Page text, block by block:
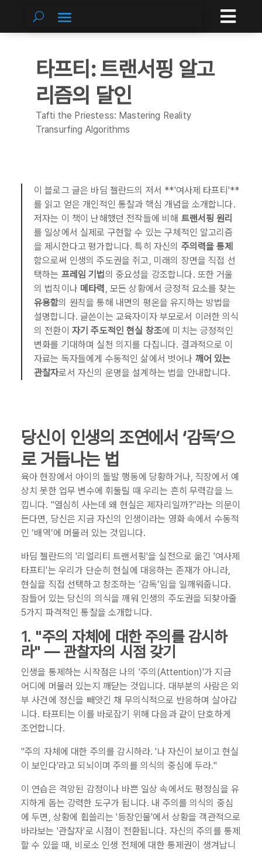

타프티: 트랜서핑 알고
리즘의 달인
Tafti the Priestess: Mastering Reality
Transurfing Algorithms
이 블로그 글은 바딤 젤란드의 저서 **'여사제 타프티'**
를 읽고 얻은 개인적인 통찰과 핵심 개념을 소개합니다.
저자는 이 책이 난해했던 전작들에 비해 트랜서핑 원리
를 일상에서 실제로 구현할 수 있는 구체적인 알고리즘
을 제시한다고 평가합니다. 특히 자신의 주의력을 통제
함으로써 인생의 주도권을 쥐고, 미래의 장면을 직접 선
택하는 프레임 기법 의 중요성을 강조합니다. 또한 거울
의 법칙이나 메타력, 모든 상황에서 긍정적 요소를 찾는
유용함의 원칙을 통해 내면의 평온을 유지하는 방법을
설명합니다. 글쓴이는 교육자이자 부모로서 이러한 의식
의 전환이 자기 주도적인 현실 창조에 미치는 긍정적인
변화를 기대하며 실천 의지를 다집니다. 결과적으로 이
자료는 독자들에게 수동적인 삶에서 벗어나 깨어 있는
관찰자로서 자신의 운명을 설계하는 법을 안내합니다.
당신이 인생의 조연에서 ‘감독’으
로 거듭나는 법
육아 현장에서 아이의 돌발 행동에 당황하거나, 직장에서 예
상치 못한 업무 변수에 휘둘릴 때 우리는 흔히 무력감을 느
낍니다. "열심히 사는데 왜 현실은 제자리일까?"라는 의문이
든다면, 당신은 지금 자신의 인생이라는 영화 속에서 수동적
인 ‘배역’에 머물러 있는 것입니다.
바딤 젤란드의 '리얼리티 트랜서핑'을 실전으로 옮긴 '여사제
타프티'는 우리가 단순히 현실에 대응하는 존재가 아니라,
현실을 직접 선택하고 창조하는 ‘감독’임을 일깨워줍니다.
잠들어 있는 당신의 의식을 깨워 인생의 주도권을 되찾아줄
5가지 파격적인 통찰을 소개합니다.
1. "주의 자체에 대한 주의를 감시하
라" — 관찰자의 시점 갖기
인생을 통제하는 시작점은 나의 '주의(Attention)'가 지금
어디에 머물러 있는지 깨닫는 것입니다. 대부분의 사람은 외
부 사건에 정신을 빼앗긴 채 무의식적으로 반응하며 살아갑
니다. 타프티는 이를 바로잡기 위해 다음과 같이 단호하게
조언합니다.
"주의 자체에 대한 주의를 감시하라. '나 자신이 보이고 현실
이 보인다'라고 되뇌이며 주의를 의식의 중심에 두라."
이 연습은 격앙된 감정이나 바쁜 일상 속에서도 평정심을 유
지하게 돕는 강력한 도구가 됩니다. 내 주의를 의식의 중심
에 두면, 상황에 휩쓸리는 '등장인물'에서 상황을 객관적으로
바라보는 '관찰자'로 시점이 전환됩니다. 자신의 주의를 통제
할 수 있을 때, 비로소 인생 전체에 대한 통제권이 생겨납니